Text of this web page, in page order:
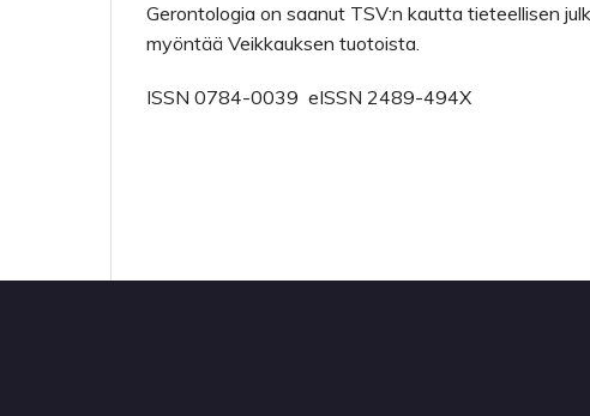
Gerontologia on saanut TSV:n kautta tieteellisen
myöntää Veikkauksen tuotoista.
ISSN 0784-0039 eISSN 2489-494X